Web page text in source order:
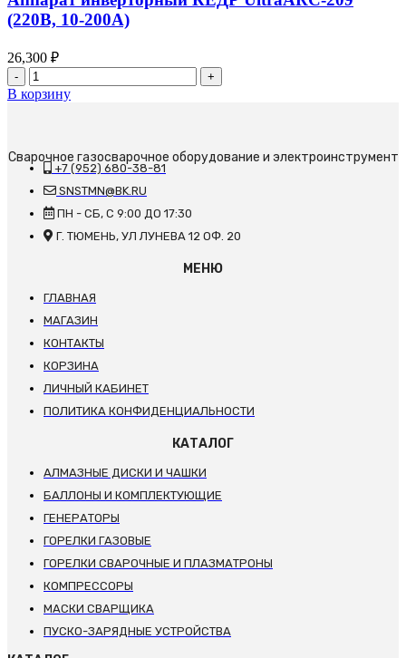
(220В, 10-200А)
26,300 ₽
Количество
товара
Аппарат
UltraARC-
209
(220В,
10-
200А)
В корзину
Сварочное газосварочное оборудование и электроинструмент
+7 (952) 680-38-81
SNSTMN@BK.RU
ПН - СБ, С 9:00 ДО 17:30
Г. ТЮМЕНЬ, УЛ ЛУНЕВА 12 ОФ. 20
МЕНЮ
ГЛАВНАЯ
МАГАЗИН
КОНТАКТЫ
КОРЗИНА
ЛИЧНЫЙ КАБИНЕТ
ПОЛИТИКА КОНФИДЕНЦИАЛЬНОСТИ
КАТАЛОГ
АЛМАЗНЫЕ ДИСКИ И ЧАШКИ
БАЛЛОНЫ И КОМПЛЕКТУЮЩИЕ
ГЕНЕРАТОРЫ
ГОРЕЛКИ ГАЗОВЫЕ
ГОРЕЛКИ СВАРОЧНЫЕ И ПЛАЗМАТРОНЫ
КОМПРЕССОРЫ
МАСКИ СВАРЩИКА
ПУСКО-ЗАРЯДНЫЕ УСТРОЙСТВА